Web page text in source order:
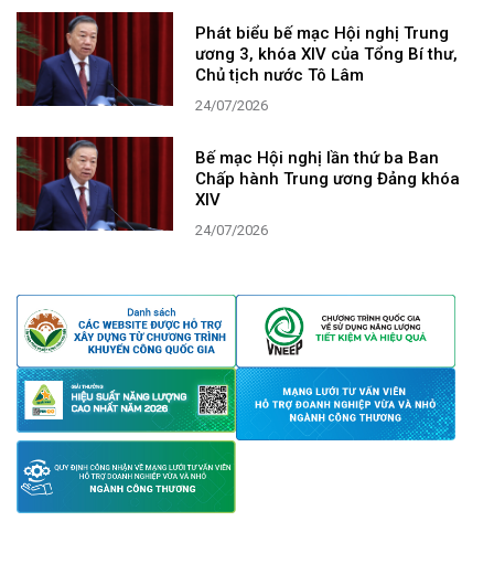
Phát biểu bế mạc Hội nghị Trung
ương 3, khóa XIV của Tổng Bí thư,
Chủ tịch nước Tô Lâm
24/07/2026
Bế mạc Hội nghị lần thứ ba Ban
Chấp hành Trung ương Đảng khóa
XIV
24/07/2026